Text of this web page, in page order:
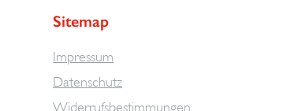
Sitemap
Impressum
Datenschutz
Widerrufsbestimmungen